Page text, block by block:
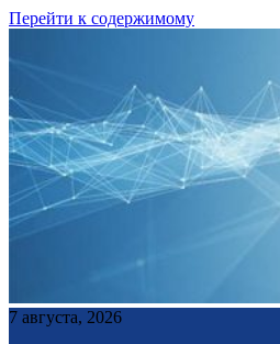
Перейти к содержимому
7 августа, 2026